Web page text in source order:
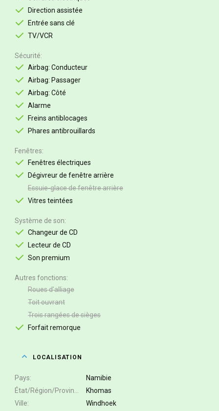
Direction assistée
Entrée sans clé
TV/VCR
Sécurité
Airbag: Conducteur
Airbag: Passager
Airbag: Côté
Alarme
Freins antiblocages
Phares antibrouillards
Fenêtres
Fenêtres électriques
Dégivreur de fenêtre arrière
Essuie-glace de fenêtre arrière
Vitres teintées
Système de son
Changeur de CD
Lecteur de CD
Son premium
Autres fonctions
Roues d’alliage
Toit ouvrant
Trois rangées de sièges
Forfait remorque
LOCALISATION
Pays
Namibie
Khomas
Ville
Windhoek